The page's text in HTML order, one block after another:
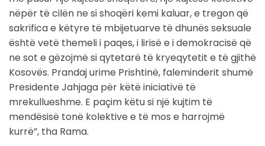
nëpër të cilën ne si shoqëri kemi kaluar, e tregon që
sakrifica e këtyre të mbijetuarve të dhunës seksuale
është vetë themeli i paqes, i lirisë e i demokracisë që
ne sot e gëzojmë si qytetarë të kryeqytetit e të gjithë
Kosovës. Prandaj urime Prishtinë, faleminderit shumë
Presidente Jahjaga për këtë iniciativë të
mrekullueshme. E paçim këtu si një kujtim të
mendësisë tonë kolektive e të mos e harrojmë
kurrë”, tha Rama.